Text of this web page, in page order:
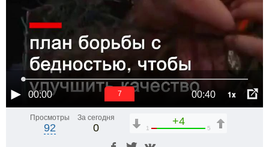
00:00 00:40 1x
6
Просмотры
92
За сегодня
0
+4
1 5